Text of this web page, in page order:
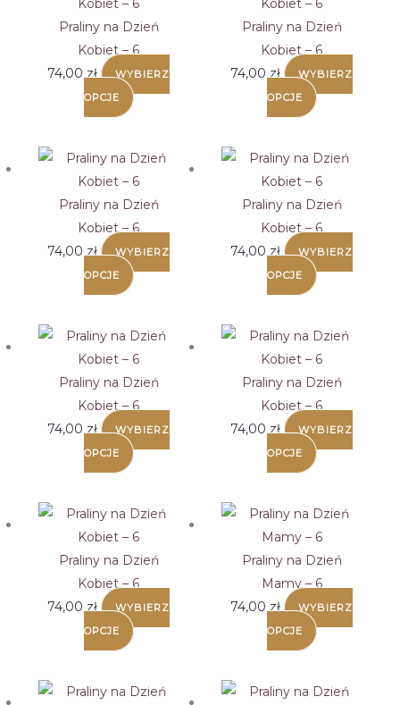
Praliny na Dzień
Kobiet – 6
74,00 zł
WYBIERZ
OPCJE
Praliny na Dzień
Kobiet – 6
74,00 zł
WYBIERZ
OPCJE
Praliny na Dzień
Kobiet – 6
74,00 zł
WYBIERZ
OPCJE
Praliny na Dzień
Kobiet – 6
74,00 zł
WYBIERZ
OPCJE
Praliny na Dzień
Kobiet – 6
74,00 zł
WYBIERZ
OPCJE
Praliny na Dzień
Kobiet – 6
74,00 zł
WYBIERZ
OPCJE
Praliny na Dzień
Kobiet – 6
74,00 zł
WYBIERZ
OPCJE
Praliny na Dzień
Mamy – 6
74,00 zł
WYBIERZ
OPCJE